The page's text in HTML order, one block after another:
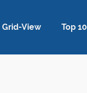
Grid-View Top 10